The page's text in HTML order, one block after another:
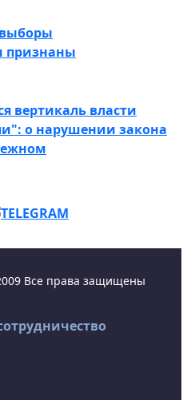
признаны
вертикаль власти
о нарушении закона
Все права защищены